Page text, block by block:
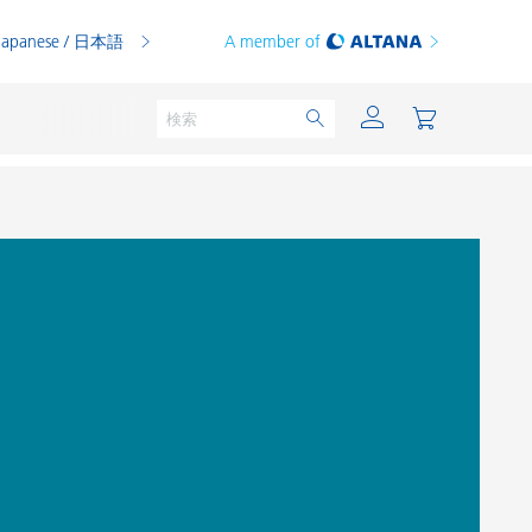
/ 日本語 A member of